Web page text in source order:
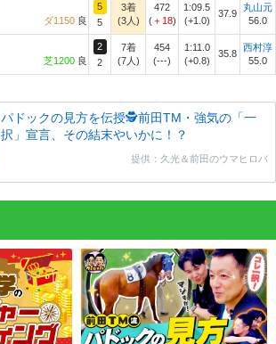
ダ1150 良
5
5
3着
(3人)
472
(＋18)
1:09.5
(+1.0)
37.9
丸山元
56.0
芝1200 良
2
2
7着
(7人)
454
(---)
1:11.0
(+0.8)
35.8
西村淳
55.0
パドックの見方を伝授🕵前田TM・強気の「一
択」宣言、その結末やいかに！？
提供：久光＆前田のウマヒロバ